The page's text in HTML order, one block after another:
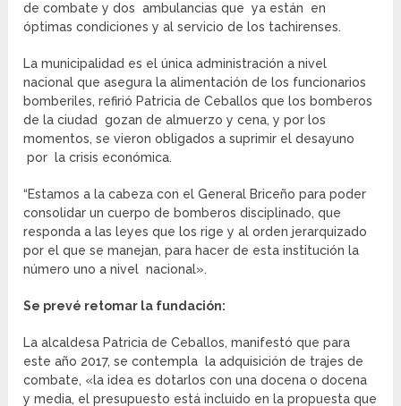
de combate y dos ambulancias que ya están en
óptimas condiciones y al servicio de los tachirenses.
La municipalidad es el única administración a nivel
nacional que asegura la alimentación de los funcionarios
bomberiles, refirió Patricia de Ceballos que los bomberos
de la ciudad gozan de almuerzo y cena, y por los
momentos, se vieron obligados a suprimir el desayuno
por la crisis económica.
“Estamos a la cabeza con el General Briceño para poder
consolidar un cuerpo de bomberos disciplinado, que
responda a las leyes que los rige y al orden jerarquizado
por el que se manejan, para hacer de esta institución la
número uno a nivel nacional».
Se prevé retomar la fundación:
La alcaldesa Patricia de Ceballos, manifestó que para
este año 2017, se contempla la adquisición de trajes de
combate, «la idea es dotarlos con una docena o docena
y media, el presupuesto está incluido en la propuesta que